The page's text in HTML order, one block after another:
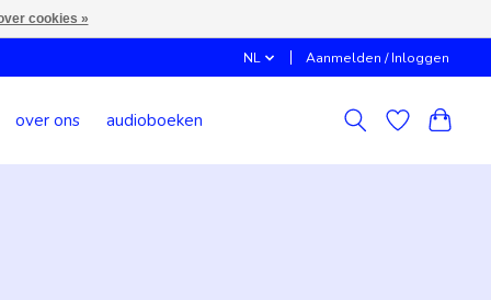
NL Aanmelden / Inloggen
over ons audioboeken
cookies »